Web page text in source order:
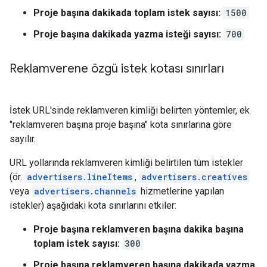
Proje başına dakikada toplam istek sayısı: 1500
Proje başına dakikada yazma isteği sayısı: 700
Reklamverene özgü istek kotası sınırları
İstek URL'sinde reklamveren kimliği belirten yöntemler, ek
"reklamveren başına proje başına" kota sınırlarına göre
sayılır.
URL yollarında reklamveren kimliği belirtilen tüm istekler
(ör. advertisers.lineItems , advertisers.creatives
veya advertisers.channels hizmetlerine yapılan
istekler) aşağıdaki kota sınırlarını etkiler:
Proje başına reklamveren başına dakika başına
toplam istek sayısı: 300